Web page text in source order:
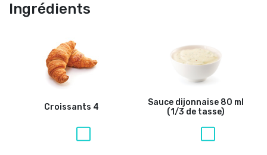
Ingrédients
Croissants 4 Sauce dijonnaise 80 ml
(1/3 de tasse)